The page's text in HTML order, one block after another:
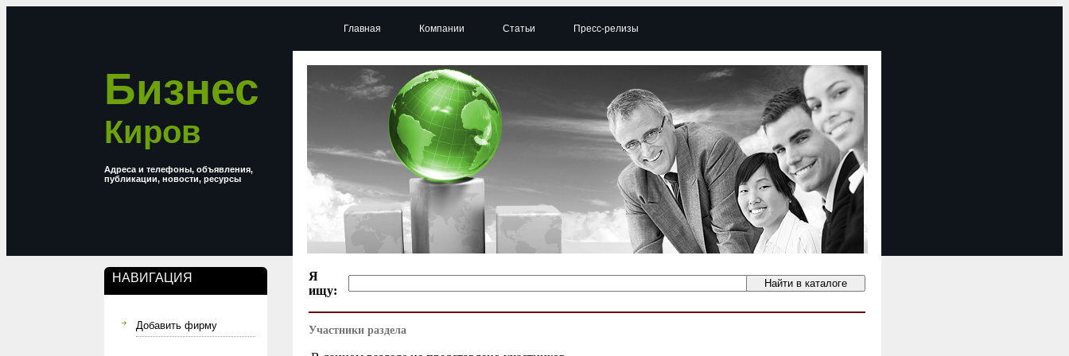
Бизнес
Киров
Адреса и телефоны, объявления,
публикации, новости, ресурсы
НАВИГАЦИЯ
Добавить фирму
Главная Компании Статьи Пресс-релизы
Я
ищу:
Участники раздела